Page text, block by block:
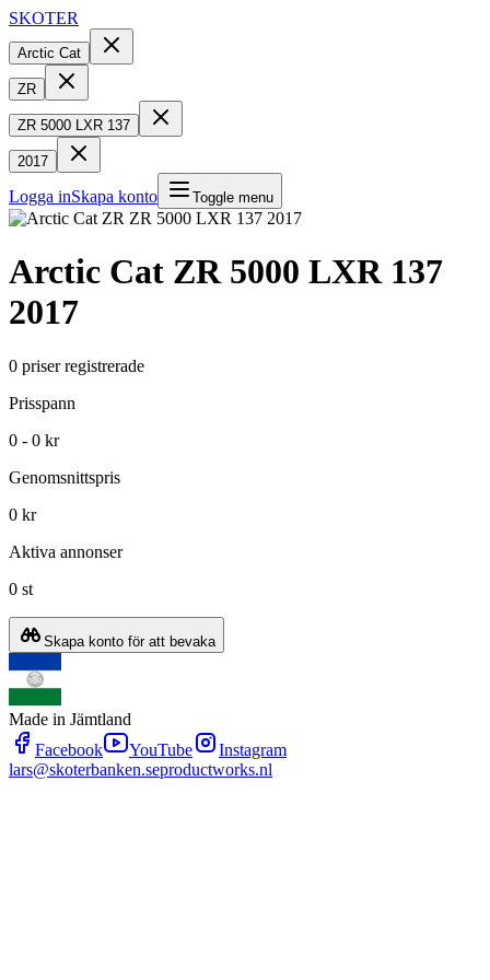
SKOTER
Arctic Cat
ZR
ZR 5000 LXR 137
2017
Logga inSkapa konto Toggle menu
Arctic Cat ZR 5000 LXR 137
2017
0 priser registrerade
Prisspann
0 - 0 kr
Genomsnittspris
0 kr
Aktiva annonser
0 st
Skapa konto för att bevaka
Made in Jämtland
Facebook
YouTube
Instagram
lars@skoterbanken.seproductworks.nl